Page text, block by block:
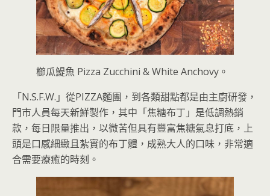
櫛瓜鯷魚 Pizza Zucchini & White Anchovy。
「N.S.F.W.」從PIZZA麵團，到各類甜點都是由主廚研發，
門市人員每天新鮮製作，其中「焦糖布丁」是低調熱銷
款，每日限量推出，以微苦但具有豐富焦糖氣息打底，上
頭是口感細緻且紮實的布丁體，成熟大人的口味，非常適
合需要療癒的時刻。